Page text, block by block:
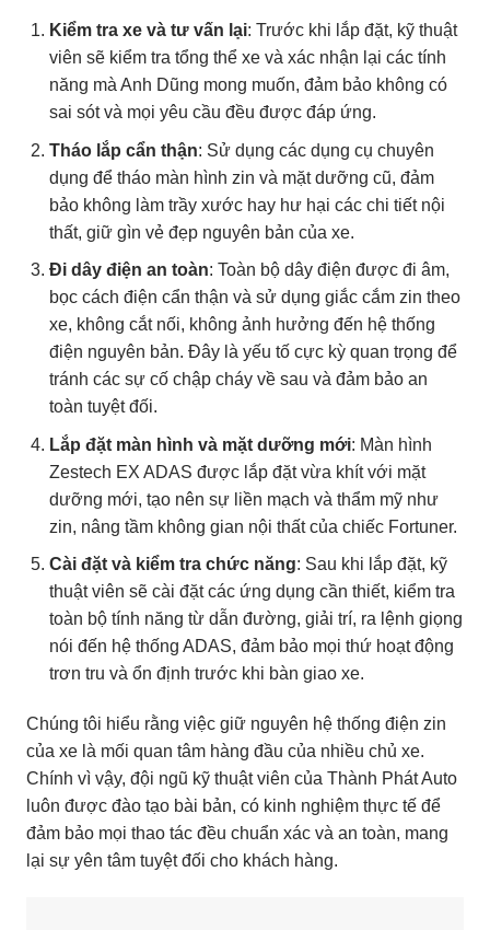
Kiểm tra xe và tư vấn lại: Trước khi lắp đặt, kỹ thuật
viên sẽ kiểm tra tổng thể xe và xác nhận lại các tính
năng mà Anh Dũng mong muốn, đảm bảo không có
sai sót và mọi yêu cầu đều được đáp ứng.
Tháo lắp cẩn thận: Sử dụng các dụng cụ chuyên
dụng để tháo màn hình zin và mặt dưỡng cũ, đảm
bảo không làm trầy xước hay hư hại các chi tiết nội
thất, giữ gìn vẻ đẹp nguyên bản của xe.
Đi dây điện an toàn: Toàn bộ dây điện được đi âm,
bọc cách điện cẩn thận và sử dụng giắc cắm zin theo
xe, không cắt nối, không ảnh hưởng đến hệ thống
điện nguyên bản. Đây là yếu tố cực kỳ quan trọng để
tránh các sự cố chập cháy về sau và đảm bảo an
toàn tuyệt đối.
Lắp đặt màn hình và mặt dưỡng mới: Màn hình
Zestech EX ADAS được lắp đặt vừa khít với mặt
dưỡng mới, tạo nên sự liền mạch và thẩm mỹ như
zin, nâng tầm không gian nội thất của chiếc Fortuner.
Cài đặt và kiểm tra chức năng: Sau khi lắp đặt, kỹ
thuật viên sẽ cài đặt các ứng dụng cần thiết, kiểm tra
toàn bộ tính năng từ dẫn đường, giải trí, ra lệnh giọng
nói đến hệ thống ADAS, đảm bảo mọi thứ hoạt động
trơn tru và ổn định trước khi bàn giao xe.
Chúng tôi hiểu rằng việc giữ nguyên hệ thống điện zin
của xe là mối quan tâm hàng đầu của nhiều chủ xe.
Chính vì vậy, đội ngũ kỹ thuật viên của Thành Phát Auto
luôn được đào tạo bài bản, có kinh nghiệm thực tế để
đảm bảo mọi thao tác đều chuẩn xác và an toàn, mang
lại sự yên tâm tuyệt đối cho khách hàng.